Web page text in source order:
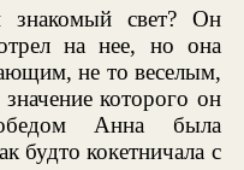
знакомый свет? Он
на нее, но она
не то веселым,
которого он
Анна была
будто кокетничала с